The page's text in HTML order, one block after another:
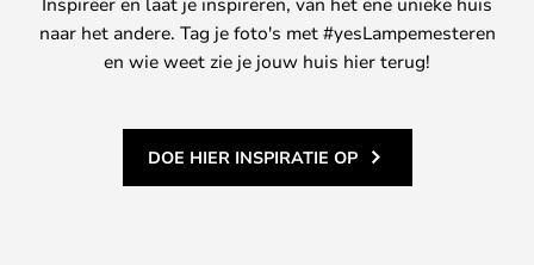
naar het andere. Tag je foto's met #yesLampemesteren
en wie weet zie je jouw huis hier terug!
DOE HIER INSPIRATIE OP